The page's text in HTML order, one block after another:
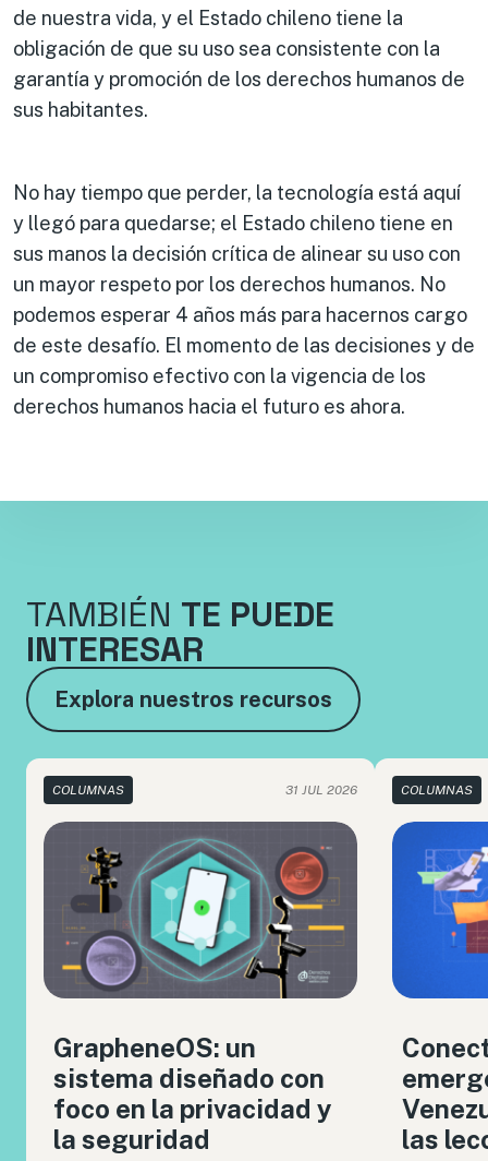
de nuestra vida, y el Estado chileno tiene la
obligación de que su uso sea consistente con la
garantía y promoción de los derechos humanos de
sus habitantes.
No hay tiempo que perder, la tecnología está aquí
y llegó para quedarse; el Estado chileno tiene en
sus manos la decisión crítica de alinear su uso con
un mayor respeto por los derechos humanos. No
podemos esperar 4 años más para hacernos cargo
de este desafío. El momento de las decisiones y de
un compromiso efectivo con la vigencia de los
derechos humanos hacia el futuro es ahora.
TAMBIÉN TE PUEDE
INTERESAR
Explora nuestros recursos
COLUMNAS 31 JUL 2026
GrapheneOS: un
sistema diseñado con
foco en la privacidad y
la seguridad
COLUMNAS
las